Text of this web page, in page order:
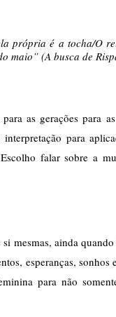
própria é a tocha/O
maio” (A busca de
as gerações para
para
falar sobre a
mesmas, ainda
esperanças,
para não